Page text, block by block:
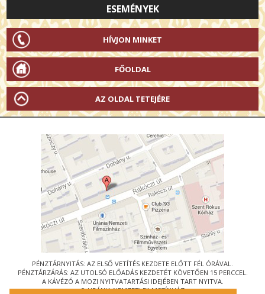
ESEMÉNYEK
HÍVJON MINKET
FŐOLDAL
AZ OLDAL TETEJÉRE
PÉNZTÁRNYITÁS: AZ ELSŐ VETÍTÉS KEZDETE ELŐTT FÉL ÓRÁVAL.
PÉNZTÁRZÁRÁS: AZ UTOLSÓ ELŐADÁS KEZDETÉT KÖVETŐEN 15 PERCCEL.
A KÁVÉZÓ A MOZI NYITVATARTÁSI IDEJÉBEN TART NYITVA.
© URÁNIA NEMZETI FILMSZÍNHÁZ